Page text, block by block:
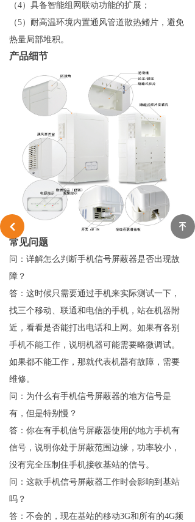
（4）具备智能组网联动功能的扩展；
（5）耐高温环境内置通风管道散热鳍片，避免
热量局部堆积。
产品细节
常见问题
问：详解怎么判断手机信号屏蔽器是否出现故
障？
答：这时候只需要通过手机来实际测试一下，
找三个移动、联通和电信的手机，站在机器附
近，看看是否能打出电话和上网。如果有各别
手机不能工作，说明机器可能需要略微调试。
如果都不能工作，那就代表机器有故障，需要
维修。
问：为什么有手机信号屏蔽器的地方信号是
有，但是特别慢？
答：你在有手机信号屏蔽器使用的地方手机有
信号，说明你处于屏蔽范围边缘，功率较小，
没有完全压制住手机接收基站的信号。
问：这款手机信号屏蔽器工作时会影响到基站
吗？
答：不会的，现在基站的移动3G和所有的4G频
녠
낒